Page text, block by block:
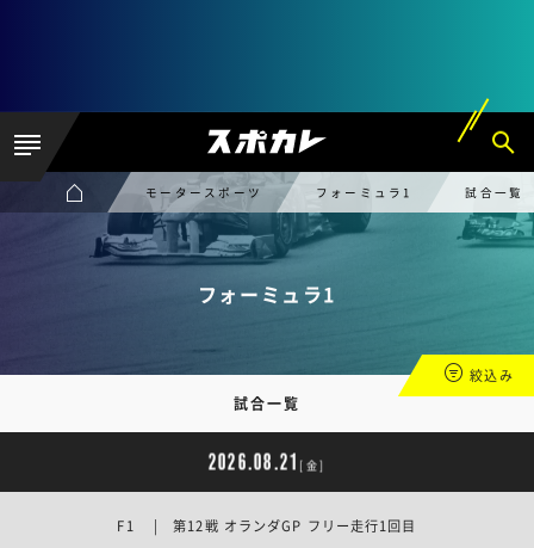
モータースポーツ フォーミュラ1 試合一覧
フォーミュラ1
試合一覧
絞込み
2026.08.21 [金]
F1 | 第12戦 オランダGP フリー走行1回目